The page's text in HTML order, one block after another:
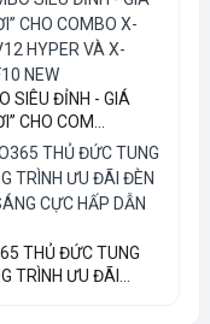
SIÊU ĐỈNH - GIÁ
CHO COM...
THỦ ĐỨC TUNG
TRÌNH ƯU ĐÃI...